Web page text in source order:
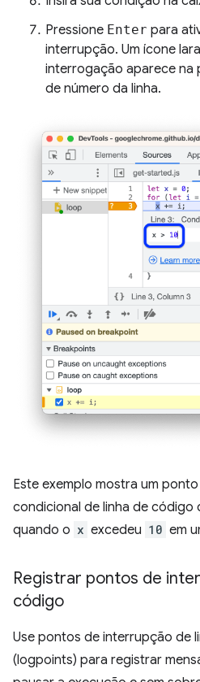
Pressione Enter para
interrupção. Um ícone
interrogação aparece na
de número da linha.
Este exemplo mostra um
condicional de linha de código
quando o x excedeu 10 em
Registrar pontos de
código
Use pontos de interrupção de
(logpoints) para registrar